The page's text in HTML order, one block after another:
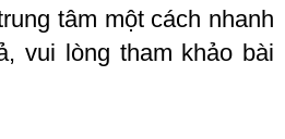
tâm một cách nhanh
vui lòng tham khảo bài